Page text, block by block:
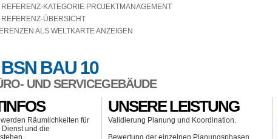
KATEGORIE PROJEKTMANAGEMENT
ÜBERSICHT
ALS WELTKARTE ANZEIGEN
BAU 10
UND SERVICEGEBÄUDE
Räumlichkeiten für
und die
UNSERE LEISTUNG
Validierung Planung und Koordination.
Bewertung der einzelnen Planungsphasen